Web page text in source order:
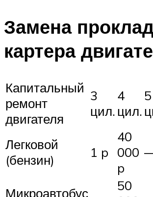
Замена
картера
Капитальный
ремонт
двигателя
3
цил.
4
цил.
5
Легковой
(бензин)
1 p
40
000
p
Микроавтобус
50